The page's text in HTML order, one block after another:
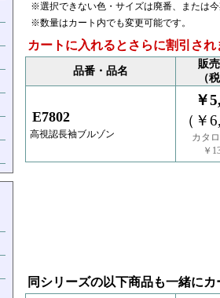
※選択できない色・サイズは廃番、または
※数量はカート内でも変更可能です。
カートに入れるとさらに割引され
品番・品名
販
（
E7802
高視認長袖ブルゾン
￥
（￥
カタ
￥
同シリーズの以下商品も一緒に